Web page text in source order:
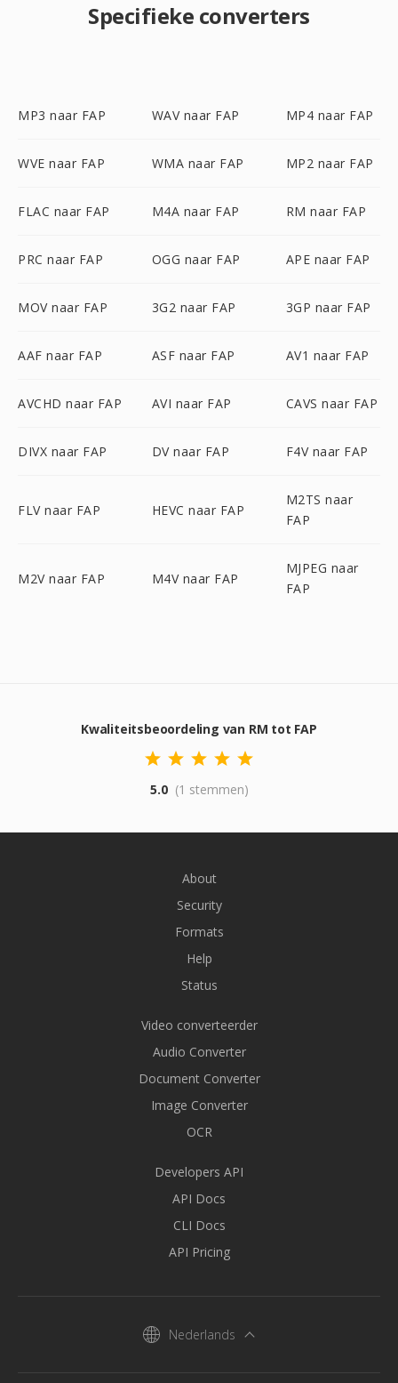
Specifieke converters
MP3 naar FAP WAV naar FAP MP4 naar FAP
WVE naar FAP WMA naar FAP MP2 naar FAP
FLAC naar FAP M4A naar FAP RM naar FAP
PRC naar FAP OGG naar FAP APE naar FAP
MOV naar FAP 3G2 naar FAP 3GP naar FAP
AAF naar FAP ASF naar FAP AV1 naar FAP
AVCHD naar FAP AVI naar FAP CAVS naar FAP
DIVX naar FAP DV naar FAP F4V naar FAP
FLV naar FAP HEVC naar FAP
M2TS naar
FAP
M2V naar FAP M4V naar FAP
MJPEG naar
FAP
Kwaliteitsbeoordeling van RM tot FAP
5.0 (1 stemmen)
About
Security
Formats
Help
Status
Video converteerder
Audio Converter
Document Converter
Image Converter
OCR
Developers API
API Docs
CLI Docs
API Pricing
Nederlands